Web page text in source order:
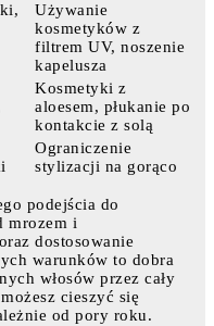
Używanie
kosmetyków z
filtrem UV, noszenie
kapelusza
Kosmetyki z
aloesem, płukanie po
kontakcie z solą
Ograniczenie
stylizacji na gorąco
podejścia do
mrozem i
dostosowanie
warunków to dobra
włosów przez cały
cieszyć się
od pory roku.